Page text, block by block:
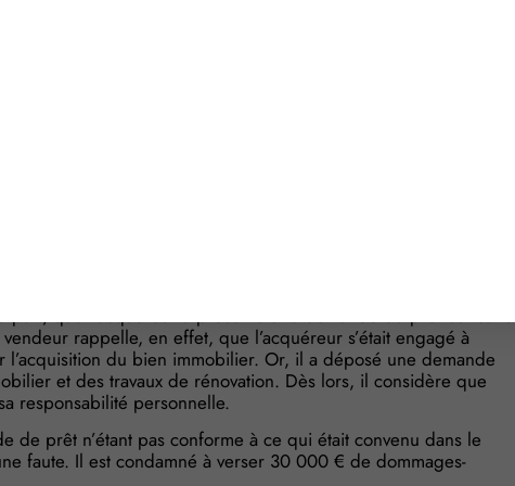
non-conforme à celle
est fautive !
sous la condition suspensive de l’obtention d’un prêt par
de prêt refusée, annule la vente. Le vendeur considère
a abouti au refus du prêt bancaire. Il demande donc 30 000
que la non-obtention de son prêt bancaire n’est pas la
en effet, que l’annulation est principalement due à
pour réaliser l’opération projetée.
d’une part, que l’obtention du permis de construire n’était
part, que l’acquéreur a présenté une demande de prêt bancaire
rappelle, en effet, que l’acquéreur s’était engagé à
du bien immobilier. Or, il a déposé une demande
et des travaux de rénovation. Dès lors, il considère que
responsabilité personnelle.
de prêt n’étant pas conforme à ce qui était convenu dans le
faute. Il est condamné à verser 30 000 € de dommages-